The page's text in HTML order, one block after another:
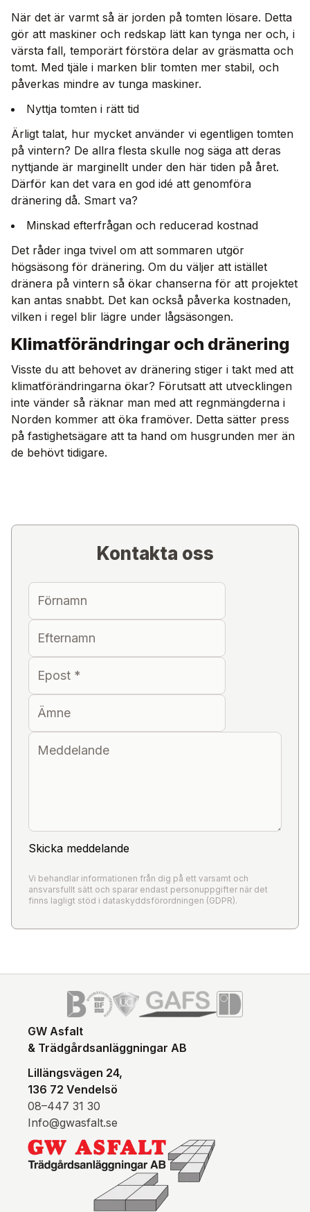
När det är varmt så är jorden på tomten lösare. Detta
gör att maskiner och redskap lätt kan tynga ner och, i
värsta fall, temporärt förstöra delar av gräsmatta och
tomt. Med tjäle i marken blir tomten mer stabil, och
påverkas mindre av tunga maskiner.
Nyttja tomten i rätt tid
Ärligt talat, hur mycket använder vi egentligen tomten
på vintern? De allra flesta skulle nog säga att deras
nyttjande är marginellt under den här tiden på året.
Därför kan det vara en god idé att genomföra
dränering då. Smart va?
Minskad efterfrågan och reducerad kostnad
Det råder inga tvivel om att sommaren utgör
högsäsong för dränering. Om du väljer att istället
dränera på vintern så ökar chanserna för att projektet
kan antas snabbt. Det kan också påverka kostnaden,
vilken i regel blir lägre under lågsäsongen.
Klimatförändringar och dränering
Visste du att behovet av dränering stiger i takt med att
klimatförändringarna ökar? Förutsatt att utvecklingen
inte vänder så räknar man med att regnmängderna i
Norden kommer att öka framöver. Detta sätter press
på fastighetsägare att ta hand om husgrunden mer än
de behövt tidigare.
Kontakta oss
Förnamn
Efternamn
Epost
Ämne
Meddelande
Skicka meddelande
Vi behandlar informationen från dig på ett varsamt och
ansvarsfullt sätt och sparar endast personuppgifter när det
finns lagligt stöd i dataskyddsförordningen (GDPR).
GW Asfalt
& Trädgårdsanläggningar AB
Lillängsvägen 24,
136 72 Vendelsö
08–447 31 30
Info@gwasfalt.se